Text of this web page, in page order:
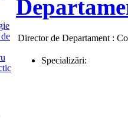
Director de Departament :
Specializări: